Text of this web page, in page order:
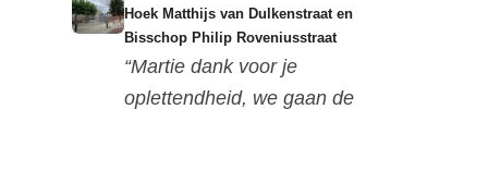
Hoek Matthijs van Dulkenstraat en
Bisschop Philip Roveniusstraat
“Martie dank voor je
oplettendheid, we gaan de